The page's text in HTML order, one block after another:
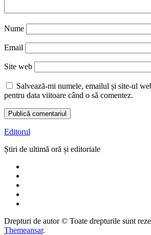
Nume
Email
Site web
Salvează-mi numele, emailul și site-ul
pentru data viitoare când o să comentez.
Editorul
Știri de ultimă oră și editoriale
Drepturi de autor © Toate drepturile sunt
Themeansar.